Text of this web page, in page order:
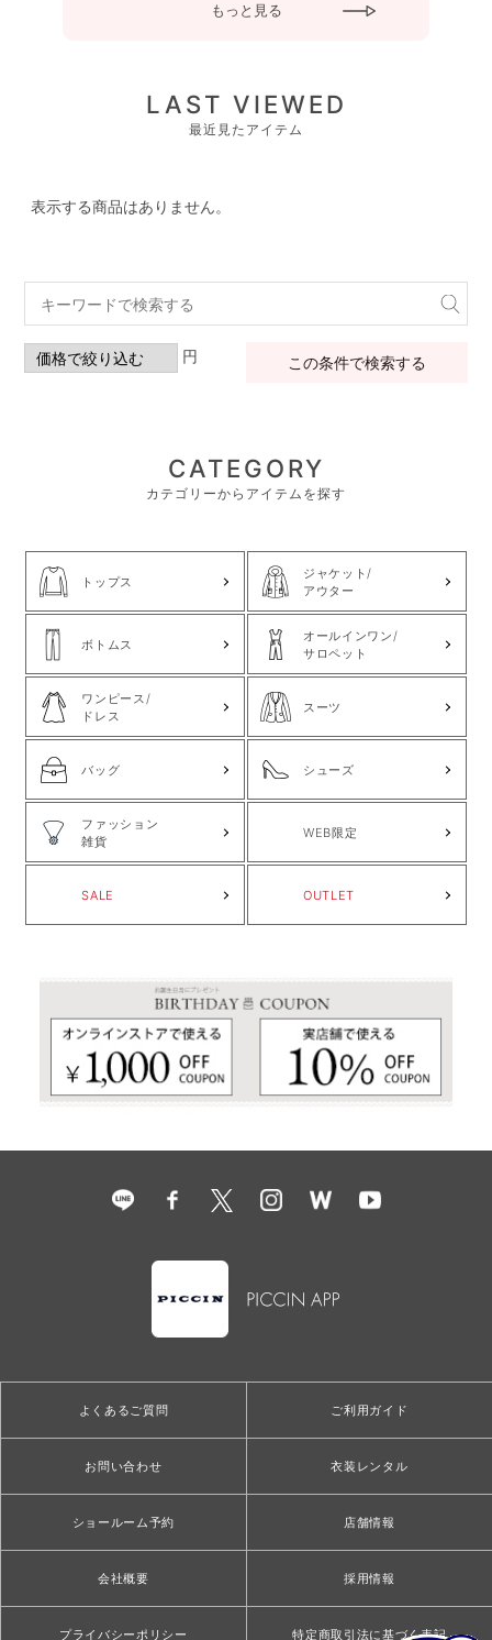
もっと見る
LAST VIEWED
最近見たアイテム
表示する商品はありません。
円 この条件で検索する
CATEGORY
カテゴリーからアイテムを探す
トップス
ジャケット/
アウター
ボトムス
オールインワン/
サロペット
ワンピース/
ドレス
スーツ
バッグ シューズ
ファッション
雑貨
WEB限定
SALE OUTLET
よくあるご質問 ご利用ガイド
お問い合わせ 衣装レンタル
ショールーム予約 店舗情報
会社概要 採用情報
プライバシーポリシー 特定商取引法に基づく表記